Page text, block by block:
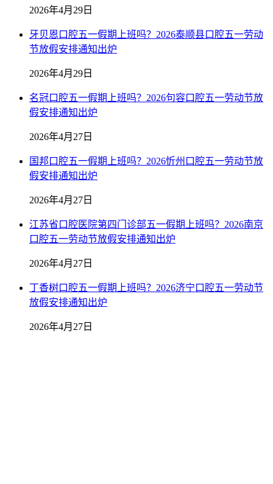
2026年4月29日
牙贝恩口腔五一假期上班吗？2026泰顺县口腔五一劳动
节放假安排通知出炉
2026年4月29日
名冠口腔五一假期上班吗？2026句容口腔五一劳动节放
假安排通知出炉
2026年4月27日
国邦口腔五一假期上班吗？2026忻州口腔五一劳动节放
假安排通知出炉
2026年4月27日
江苏省口腔医院第四门诊部五一假期上班吗？2026南京
口腔五一劳动节放假安排通知出炉
2026年4月27日
丁香树口腔五一假期上班吗？2026济宁口腔五一劳动节
放假安排通知出炉
2026年4月27日